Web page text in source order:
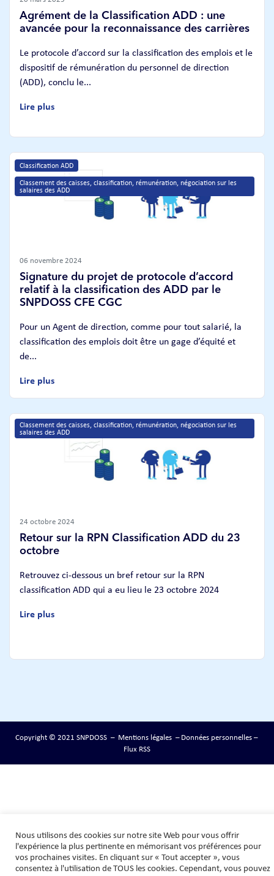
Agrément de la Classification ADD : une
avancée pour la reconnaissance des carrières
Le protocole d’accord sur la classification des emplois et le
dispositif de rémunération du personnel de direction
(ADD), conclu le...
Lire plus
Classification ADD
Classement des caisses, classification, rémunération, négociation sur les
salaires des ADD
06 novembre 2024
Signature du projet de protocole d’accord
relatif à la classification des ADD par le
SNPDOSS CFE CGC
Pour un Agent de direction, comme pour tout salarié, la
classification des emplois doit être un gage d’équité et
de...
Lire plus
Classement des caisses, classification, rémunération, négociation sur les
salaires des ADD
24 octobre 2024
Retour sur la RPN Classification ADD du 23
octobre
Retrouvez ci-dessous un bref retour sur la RPN
classification ADD qui a eu lieu le 23 octobre 2024
Lire plus
Copyright © 2021 SNPDOSS – Mentions légales– Données personnelles–
Flux RSS
Nous utilisons des cookies sur notre site Web pour vous offrir
l'expérience la plus pertinente en mémorisant vos préférences pour
vos prochaines visites. En cliquant sur « Tout accepter », vous
consentez à l'utilisation de TOUS les cookies. Cependant, vous pouvez